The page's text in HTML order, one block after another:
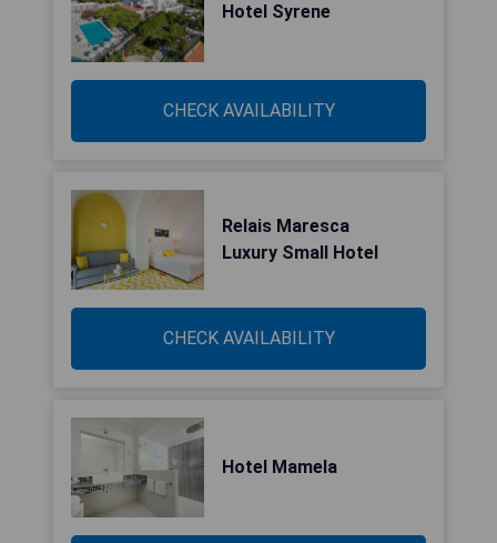
Hotel Syrene
CHECK AVAILABILITY
Relais Maresca
Luxury Small Hotel
CHECK AVAILABILITY
Hotel Mamela